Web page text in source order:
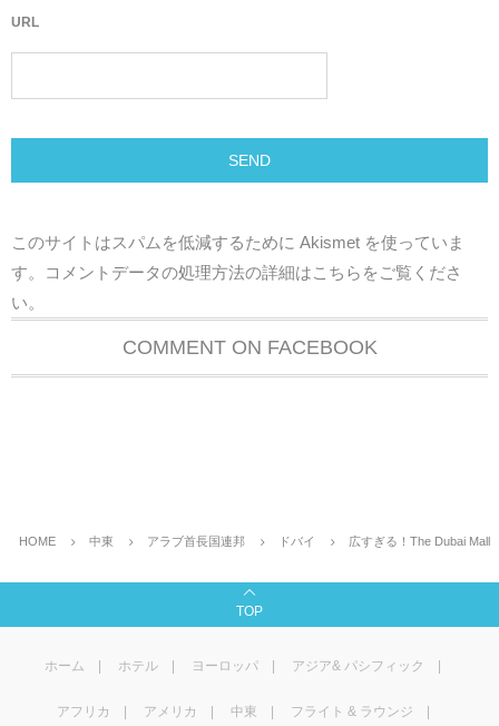
URL
このサイトはスパムを低減するために Akismet を使っていま
す。
コメントデータの処理方法の詳細はこちらをご覧くださ
い。
COMMENT ON FACEBOOK
HOME 中東 アラブ首長国連邦 ドバイ 広すぎる！The Dubai Mall
TOP
ホーム ホテル ヨーロッパ アジア& パシフィック
アフリカ アメリカ 中東 フライト & ラウンジ